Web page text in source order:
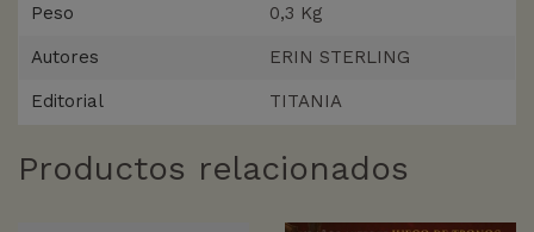
Peso 0,3 Kg
Autores ERIN STERLING
Editorial TITANIA
Productos relacionados